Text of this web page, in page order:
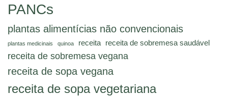
PANCs
plantas alimentícias não convencionais
plantas medicinais quinoa receita receita de sobremesa saudável
receita de sobremesa vegana
receita de sopa vegana
receita de sopa vegetariana